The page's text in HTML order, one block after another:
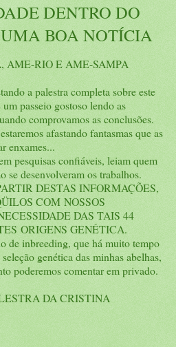
DENTRO DO
BOA NOTÍCIA
AME-RIO E AME-SAMPA
a palestra completa sobre este
passeio gostoso lendo as
comprovamos as conclusões.
afastando fantasmas que as
enxames...
pesquisas confiáveis, leiam quem
se desenvolveram os trabalhos.
DESTAS INFORMAÇÕES,
COM NOSSOS
DAS TAIS 44
ORIGENS GENÉTICA.
de inbreeding, que há muito tempo
genética das minhas abelhas,
poderemos comentar em privado.
DA CRISTINA